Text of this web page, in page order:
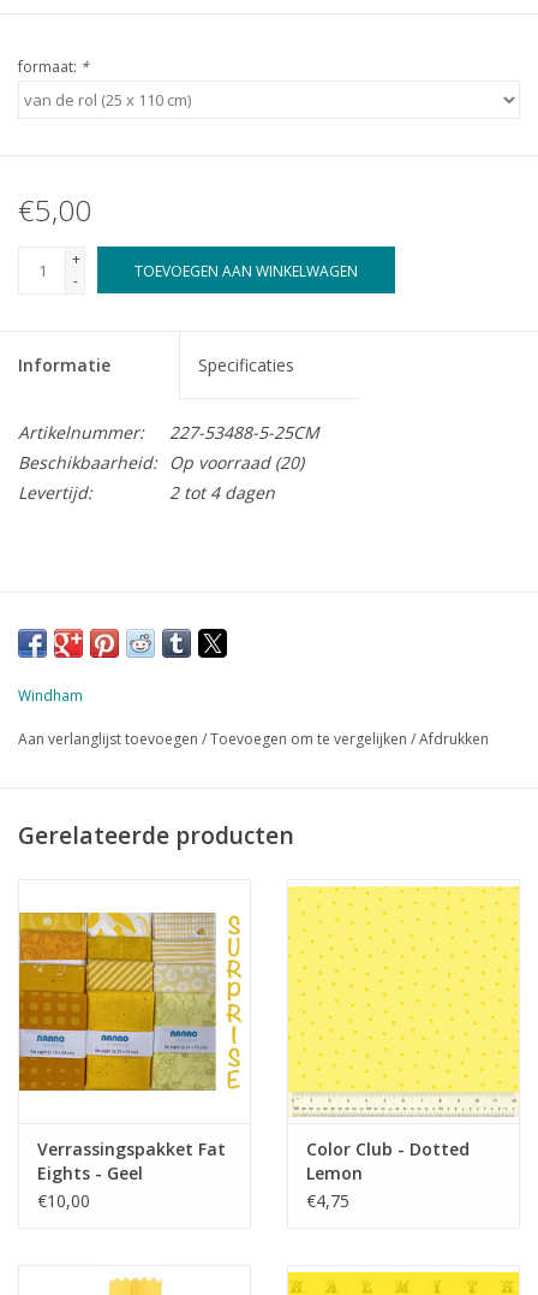
formaat: *
€5,00
+
-
TOEVOEGEN AAN WINKELWAGEN
Informatie Specificaties
Artikelnummer:
227-53488-5-25CM
Beschikbaarheid:
Op voorraad(20)
Levertijd:
2 tot 4 dagen
Windham
Aan verlanglijst toevoegen /Toevoegen om te vergelijken /Afdrukken
Gerelateerde producten
Verrassingspakket Fat
Eights - Geel
€10,00
Color Club - Dotted
Lemon
€4,75